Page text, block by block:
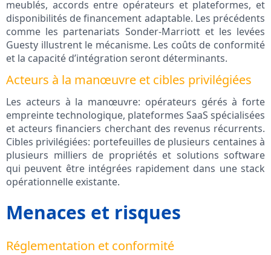
meublés, accords entre opérateurs et plateformes, et
disponibilités de financement adaptable. Les précédents
comme les partenariats Sonder-Marriott et les levées
Guesty illustrent le mécanisme. Les coûts de conformité
et la capacité d’intégration seront déterminants.
Acteurs à la manœuvre et cibles privilégiées
Les acteurs à la manœuvre: opérateurs gérés à forte
empreinte technologique, plateformes SaaS spécialisées
et acteurs financiers cherchant des revenus récurrents.
Cibles privilégiées: portefeuilles de plusieurs centaines à
plusieurs milliers de propriétés et solutions software
qui peuvent être intégrées rapidement dans une stack
opérationnelle existante.
Menaces et risques
Réglementation et conformité